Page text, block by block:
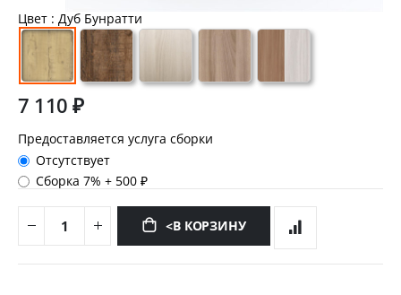
Цвет : Дуб Бунратти
7 110 ₽
Предоставляется услуга сборки
Отсутствует
Сборка 7%+ 500 ₽
<В КОРЗИНУ